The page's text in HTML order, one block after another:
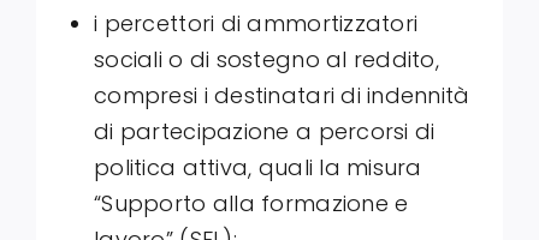
i percettori di ammortizzatori
sociali o di sostegno al reddito,
compresi i destinatari di indennità
di partecipazione a percorsi di
politica attiva, quali la misura
“Supporto alla formazione e